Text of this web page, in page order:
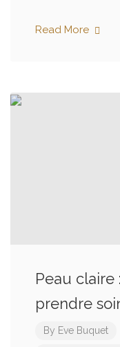
Read More
Peau
prendre
By Eve Buquet